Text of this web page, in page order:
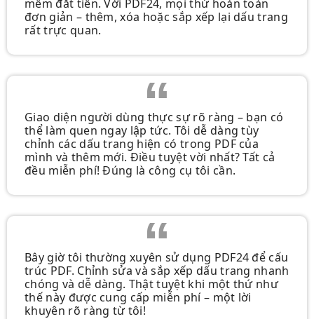
mềm đắt tiền. Với PDF24, mọi thứ hoàn toàn
đơn giản – thêm, xóa hoặc sắp xếp lại dấu trang
rất trực quan.
Giao diện người dùng thực sự rõ ràng – bạn có
thể làm quen ngay lập tức. Tôi dễ dàng tùy
chỉnh các dấu trang hiện có trong PDF của
mình và thêm mới. Điều tuyệt vời nhất? Tất cả
đều miễn phí! Đúng là công cụ tôi cần.
Bây giờ tôi thường xuyên sử dụng PDF24 để cấu
trúc PDF. Chỉnh sửa và sắp xếp dấu trang nhanh
chóng và dễ dàng. Thật tuyệt khi một thứ như
thế này được cung cấp miễn phí – một lời
khuyên rõ ràng từ tôi!